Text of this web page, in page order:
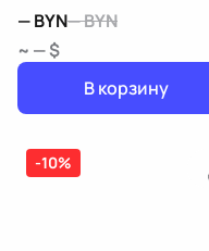
—BYN—BYN
~ — $
В корзину
-10%